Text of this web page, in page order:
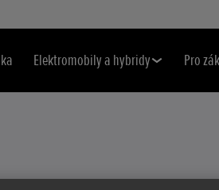
Elektromobily a hybridy Pro